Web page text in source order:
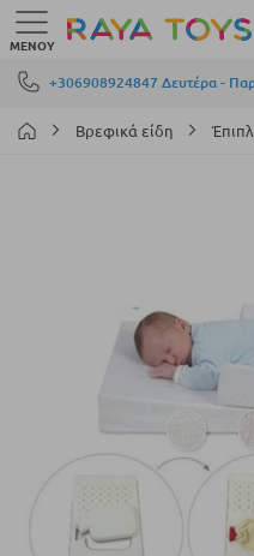
Μετάβαση στο περιεχόμενο
+306908924847 Δευτέρα -
ΜΕΝΟΎ
Βρεφικά είδη